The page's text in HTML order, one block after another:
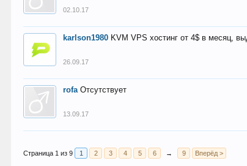
02.10.17
karlson1980 KVM VPS хостинг от 4$ в месяц,
26.09.17
rofa Отсутствует
13.09.17
Страница 1 из 9 1 2 3 4 5 6 → 9 Вперёд >